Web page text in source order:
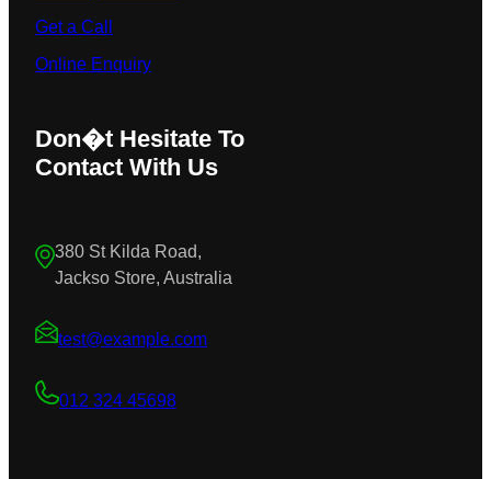
Get a Call
Online Enquiry
Don�t Hesitate To
Contact With Us
380 St Kilda Road,
Jackso Store, Australia
test@example.com
012 324 45698